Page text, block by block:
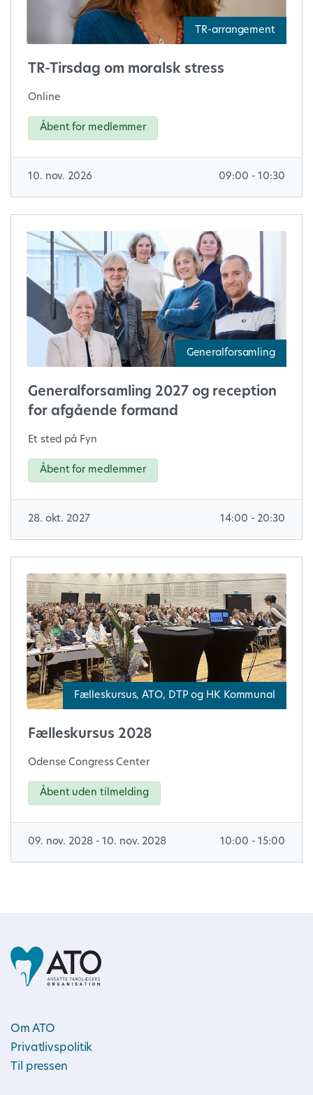
TR-arrangement
TR-Tirsdag om moralsk stress
Online
Åbent for medlemmer
10. nov. 2026 09:00 - 10:30
Generalforsamling
Generalforsamling 2027 og reception
for afgående formand
Et sted på Fyn
Åbent for medlemmer
28. okt. 2027 14:00 - 20:30
Fælleskursus, ATO, DTP og HK Kommunal
Fælleskursus 2028
Odense Congress Center
Åbent uden tilmelding
09. nov. 2028 - 10. nov. 2028 10:00 - 15:00
Om ATO
Privatlivspolitik
Til pressen